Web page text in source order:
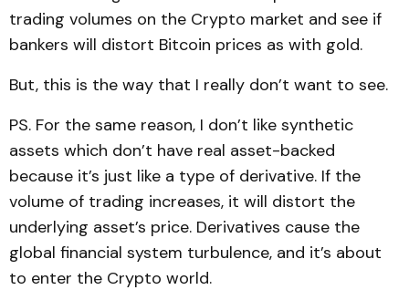
trading volumes on the Crypto market and see if
bankers will distort Bitcoin prices as with gold.
But, this is the way that I really don’t want to see.
PS. For the same reason, I don’t like synthetic
assets which don’t have real asset-backed
because it’s just like a type of derivative. If the
volume of trading increases, it will distort the
underlying asset’s price. Derivatives cause the
global financial system turbulence, and it’s about
to enter the Crypto world.